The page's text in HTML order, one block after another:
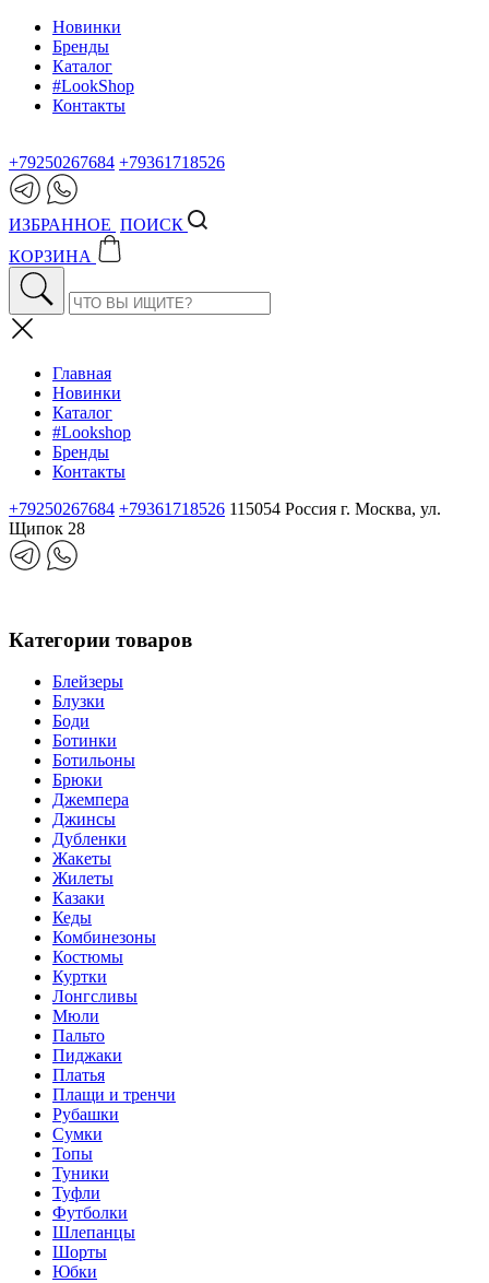
Новинки
Бренды
Каталог
#LookShop
Контакты
+79250267684 +79361718526
ИЗБРАННОЕ ПОИСК
КОРЗИНА
Главная
Новинки
Каталог
#Lookshop
Бренды
Контакты
+79250267684 +79361718526 115054 Россия г. Москва, ул.
Щипок 28
Категории товаров
Блейзеры
Блузки
Боди
Ботинки
Ботильоны
Брюки
Джемпера
Джинсы
Дубленки
Жакеты
Жилеты
Казаки
Кеды
Комбинезоны
Костюмы
Куртки
Лонгсливы
Мюли
Пальто
Пиджаки
Платья
Плащи и тренчи
Рубашки
Сумки
Топы
Туники
Туфли
Футболки
Шлепанцы
Шорты
Юбки